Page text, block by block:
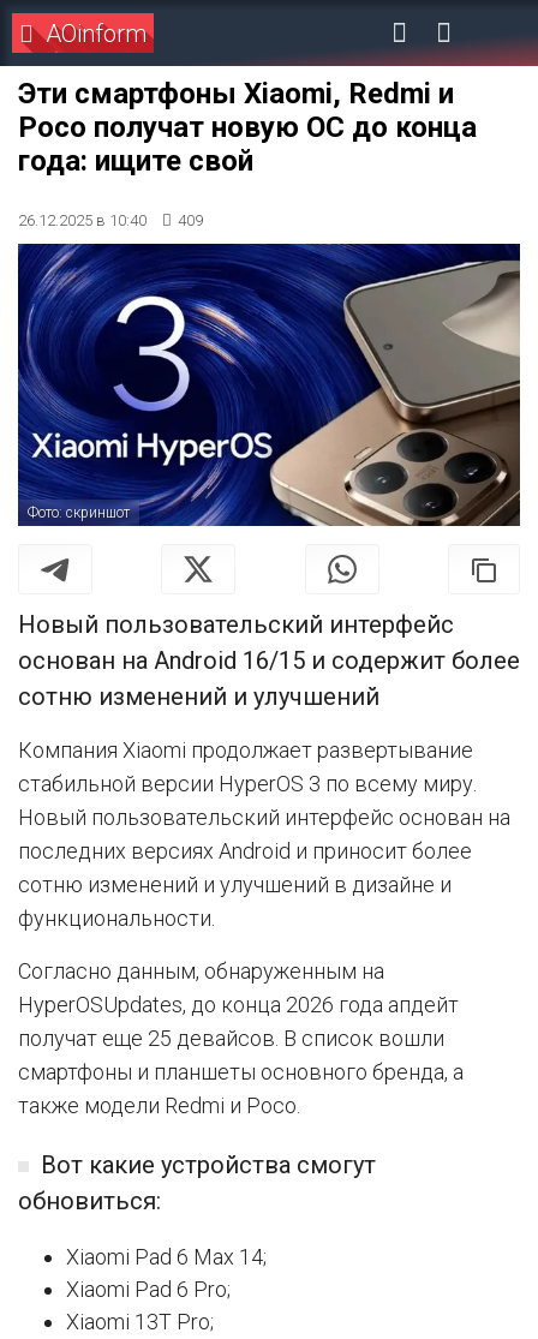
AOinform
Эти смартфоны Xiaomi, Redmi и
Poco получат новую ОС до конца
года: ищите свой
26.12.2025 в 10:40 409
Фото: скриншот
Новый пользовательский интерфейс
основан на Android 16/15 и содержит более
сотню изменений и улучшений
Компания Xiaomi продолжает развертывание
стабильной версии HyperOS 3 по всему миру.
Новый пользовательский интерфейс основан на
последних версиях Android и приносит более
сотню изменений и улучшений в дизайне и
функциональности.
Согласно данным, обнаруженным на
HyperOSUpdates, до конца 2026 года апдейт
получат еще 25 девайсов. В список вошли
смартфоны и планшеты основного бренда, а
также модели Redmi и Poco.
Вот какие устройства смогут
обновиться:
Xiaomi Pad 6 Max 14;
Xiaomi Pad 6 Pro;
Xiaomi 13T Pro;